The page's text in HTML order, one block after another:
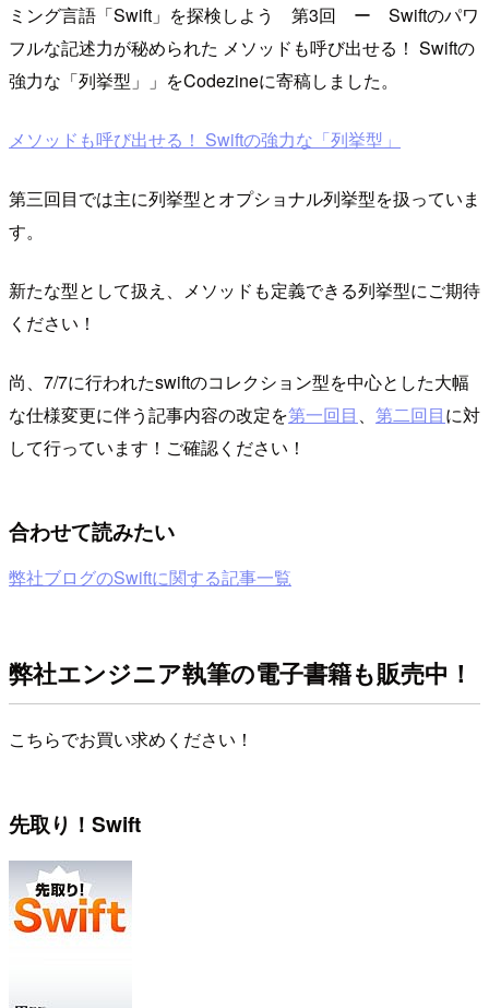
ミング言語「Swift」を探検しよう 第3回 ー Swiftのパワ
フルな記述力が秘められた メソッドも呼び出せる！ Swiftの
強力な「列挙型」」をCodezineに寄稿しました。
メソッドも呼び出せる！ Swiftの強力な「列挙型」
第三回目では主に列挙型とオプショナル列挙型を扱っていま
す。
新たな型として扱え、メソッドも定義できる列挙型にご期待
ください！
尚、7/7に行われたswiftのコレクション型を中心とした大幅
な仕様変更に伴う記事内容の改定を第一回目 、 第二回目に対
して行っています！ご確認ください！
合わせて読みたい
弊社ブログのSwiftに関する記事一覧
弊社エンジニア執筆の電子書籍も販売中！
こちらでお買い求めください！
先取り！Swift